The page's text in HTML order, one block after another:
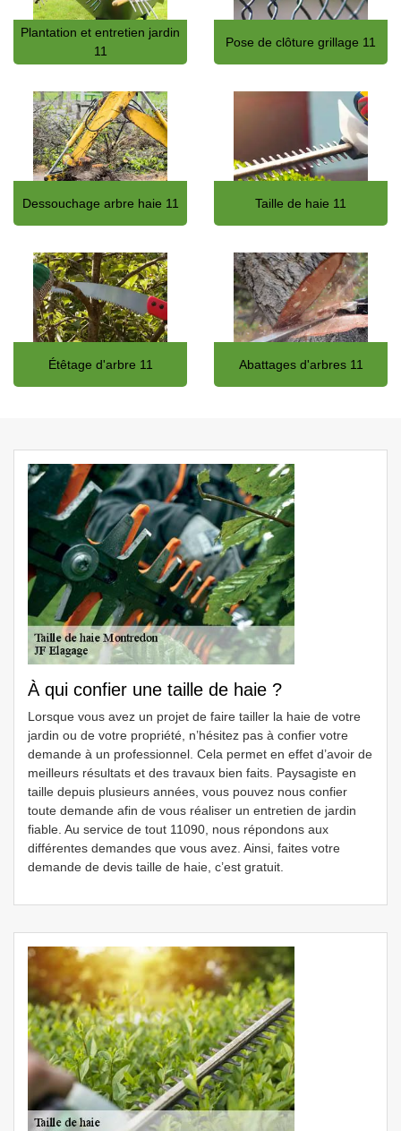
Plantation et entretien jardin
11
Pose de clôture grillage 11
Dessouchage arbre haie 11 Taille de haie 11
Étêtage d'arbre 11 Abattages d'arbres 11
À qui confier une taille de haie ?
Lorsque vous avez un projet de faire tailler la haie de votre
jardin ou de votre propriété, n’hésitez pas à confier votre
demande à un professionnel. Cela permet en effet d’avoir de
meilleurs résultats et des travaux bien faits. Paysagiste en
taille depuis plusieurs années, vous pouvez nous confier
toute demande afin de vous réaliser un entretien de jardin
fiable. Au service de tout 11090, nous répondons aux
différentes demandes que vous avez. Ainsi, faites votre
demande de devis taille de haie, c’est gratuit.